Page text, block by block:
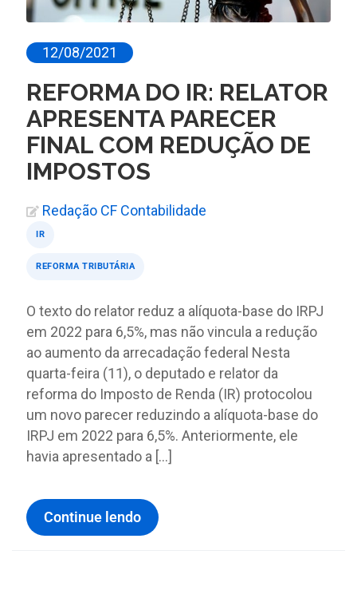
12/08/2021
REFORMA DO IR: RELATOR
APRESENTA PARECER
FINAL COM REDUÇÃO DE
IMPOSTOS
Redação CF Contabilidade
IR
REFORMA TRIBUTÁRIA
O texto do relator reduz a alíquota-base do IRPJ
em 2022 para 6,5%, mas não vincula a redução
ao aumento da arrecadação federal Nesta
quarta-feira (11), o deputado e relator da
reforma do Imposto de Renda (IR) protocolou
um novo parecer reduzindo a alíquota-base do
IRPJ em 2022 para 6,5%. Anteriormente, ele
havia apresentado a […]
Continue lendo